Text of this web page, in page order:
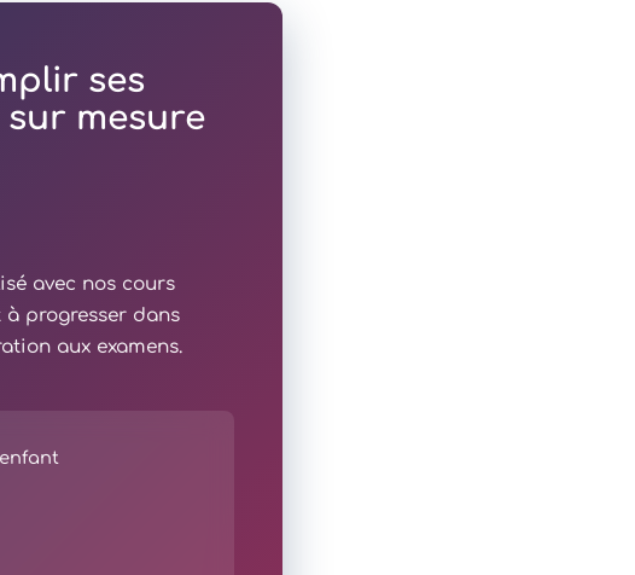
ses
mesure
avec nos cours
progresser dans
aux examens.